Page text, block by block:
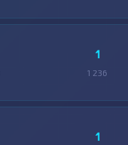
1
1 236
1